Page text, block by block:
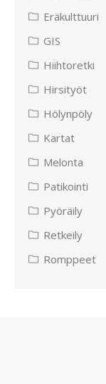
Eräkulttuuri
GIS
Hiihtoretki
Hirsityöt
Hölynpöly
Kartat
Melonta
Patikointi
Pyöräily
Retkeily
Romppeet